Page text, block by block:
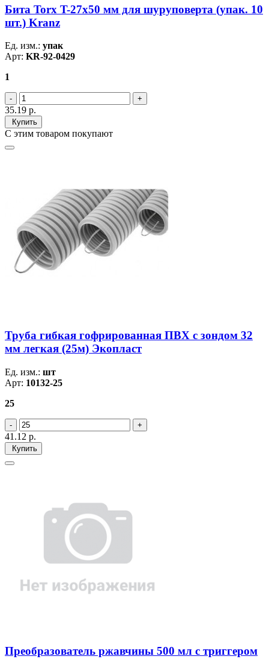
Бита Torx T-27х50 мм для шуруповерта (упак. 10
шт.) Kranz
Ед. изм.: упак
Арт: KR-92-0429
1
35.19 р.
Купить
С этим товаром покупают
Труба гибкая гофрированная ПВХ с зондом 32
мм легкая (25м) Экопласт
Ед. изм.: шт
Арт: 10132-25
25
41.12 р.
Купить
Преобразователь ржавчины 500 мл с триггером